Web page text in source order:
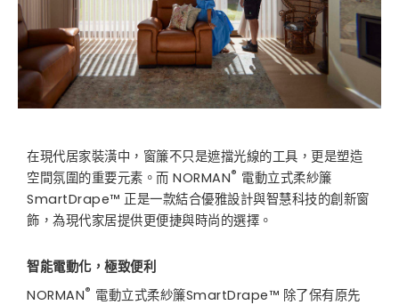
在現代居家裝潢中，窗簾不只是遮擋光線的工具，更是塑造
空間氛圍的重要元素。而 NORMAN® 電動立式柔紗簾
SmartDrape™ 正是一款結合優雅設計與智慧科技的創新窗
飾，為現代家居提供更便捷與時尚的選擇。
智能電動化，極致便利
NORMAN® 電動立式柔紗簾SmartDrape™ 除了保有原先